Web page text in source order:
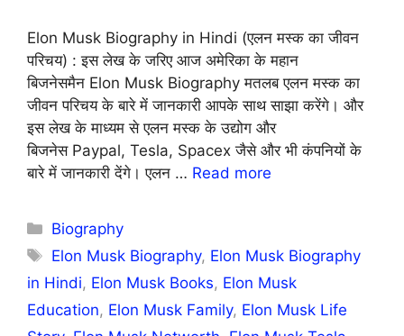
Elon Musk Biography in Hindi (एलन मस्क का जीवन
परिचय) : इस लेख के जरिए आज अमेरिका के महान
बिजनेसमैन Elon Musk Biography मतलब एलन मस्क का
जीवन परिचय के बारे में जानकारी आपके साथ साझा करेंगे। और
इस लेख के माध्यम से एलन मस्क के उद्योग और
बिजनेस Paypal, Tesla, Spacex जैसे और भी कंपनियों के
बारे में जानकारी देंगे। एलन … Read more
Categories
Biography
Tags
Elon Musk Biography, Elon Musk Biography
in Hindi, Elon Musk Books, Elon Musk
Education, Elon Musk Family, Elon Musk Life